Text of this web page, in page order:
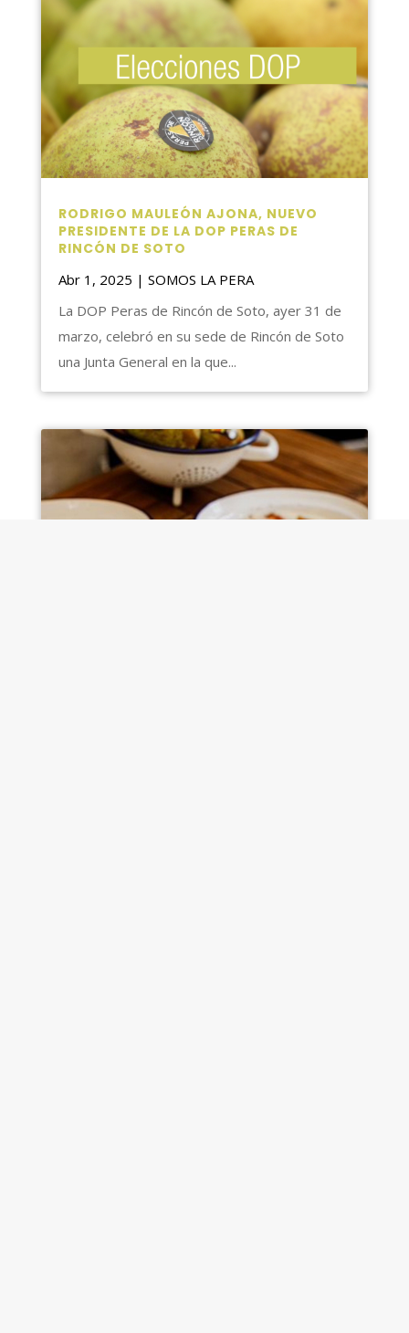
RODRIGO MAULEÓN AJONA, NUEVO
PRESIDENTE DE LA DOP PERAS DE
RINCÓN DE SOTO
Abr 1, 2025 | SOMOS LA PERA
La DOP Peras de Rincón de Soto, ayer 31 de
marzo, celebró en su sede de Rincón de Soto
una Junta General en la que...